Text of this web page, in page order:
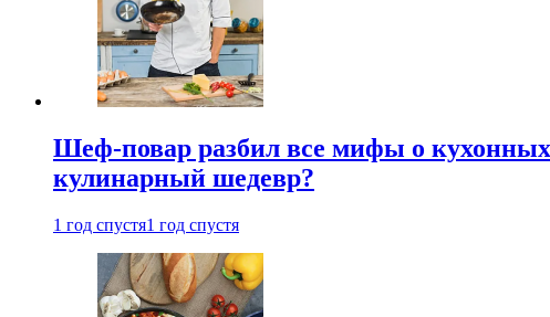
Шеф-повар разбил все мифы о кухонных
кулинарный шедевр?
1 год спустя1 год спустя